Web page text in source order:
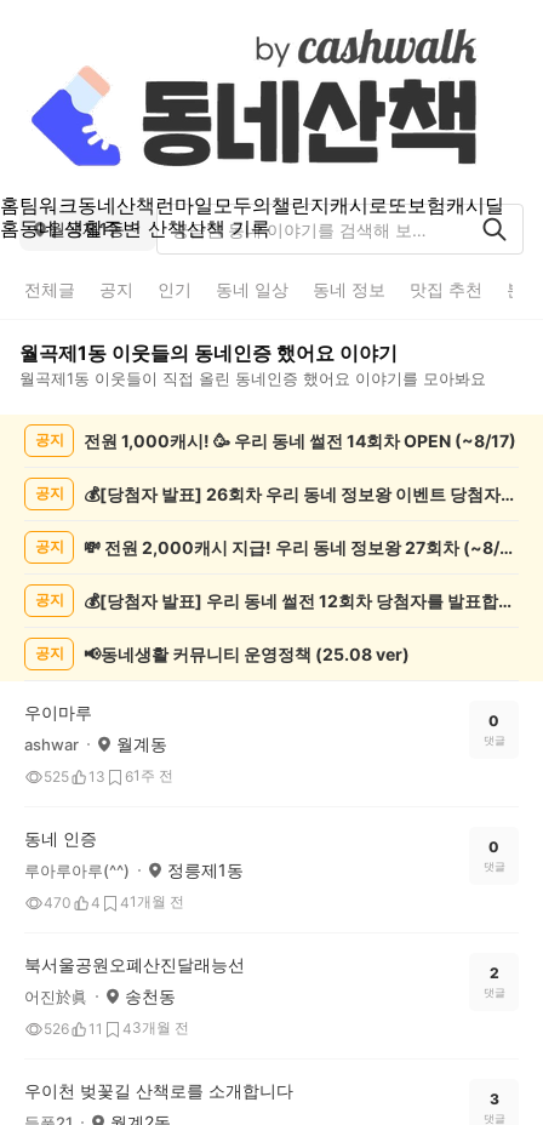
홈팀워크동네산책런마일모두의챌린지캐시로또보험캐시딜
홈동네 생활주변 산책산책 기록
월곡제1동
전체글 공지 인기 동네 일상 동네 정보 맛집 추천 분
월곡제1동 이웃들의 동네인증 했어요 이야기
월곡제1동 이웃들이 직접 올린 동네인증 했어요 이야기를 모아봐요
요
공지 전원 1,000캐시! 🥳 우리 동네 썰전 14회차 OPEN (~8/17)
공지 💰[당첨자 발표] 26회차 우리 동네 정보왕 이벤트 당첨자를 발표합니다!
공지 💸 전원 2,000캐시 지급! 우리 동네 정보왕 27회차 (~8/10)
공지 💰[당첨자 발표] 우리 동네 썰전 12회차 당첨자를 발표합니다!
공지 📢동네생활 커뮤니티 운영정책 (25.08 ver)
우이마루
ashwar 월계동
525 13 61주 전
0
댓글
동네 인증
루아루아루(^^) 정릉제1동
470 4 41개월 전
0
댓글
북서울공원오폐산진달래능선
어진於眞 송천동
526 11 43개월 전
2
댓글
우이천 벚꽃길 산책로를 소개합니다 3
댓글